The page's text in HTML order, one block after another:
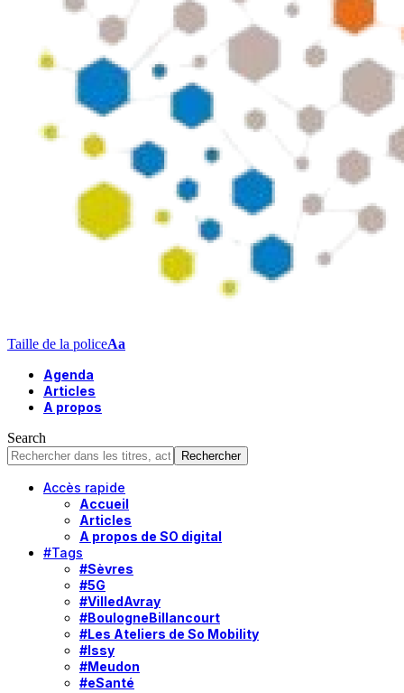
Taille de la policeAa
Agenda
Articles
A propos
Search
Accès rapide
Accueil
Articles
A propos de SO digital
#Tags
#Sèvres
#5G
#VilledAvray
#BoulogneBillancourt
#Les Ateliers de So Mobility
#Issy
#Meudon
#eSanté